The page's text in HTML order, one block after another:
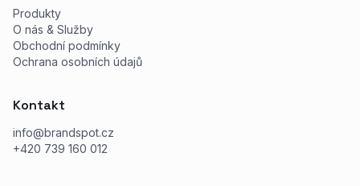
Produkty
O nás & Služby
Obchodní podmínky
Ochrana osobních údajů
Kontakt
info@brandspot.cz
+420 739 160 012